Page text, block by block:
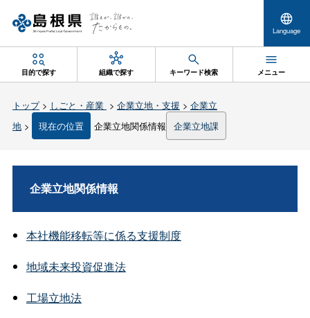
Language
目的で探す 組織で探す キーワード検索 メニュー
トップ> しごと・産業 > 企業立地・支援 > 企業立
地> 現在の位置 企業立地関係情報 企業立地課
企業立地関係情報
本社機能移転等に係る支援制度
地域未来投資促進法
工場立地法